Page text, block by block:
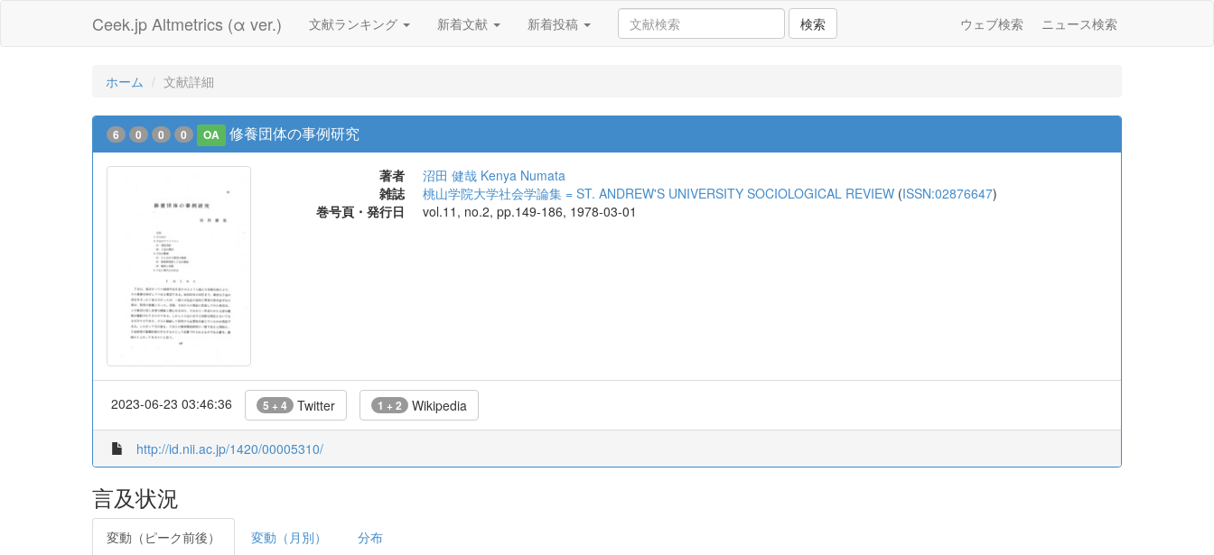
Ceek.jp Altmetrics (α ver.) 文献ランキング 新着文献 新着投稿 検索 ウェブ検索 ニュース検索
ホーム 文献詳細
6 0 0 0 OA 修養団体の事例研究
著者 沼田 健哉 Kenya Numata
雑誌
桃山学院大学社会学論集 = ST. ANDREW'S UNIVERSITY SOCIOLOGICAL REVIEW (ISSN:02876647)
巻号頁・発行日
vol.11, no.2, pp.149-186, 1978-03-01
2023-06-23 03:46:36 5 + 4 Twitter 1 + 2 Wikipedia
http://id.nii.ac.jp/1420/00005310/
言及状況
変動（ピーク前後） 変動（月別） 分布